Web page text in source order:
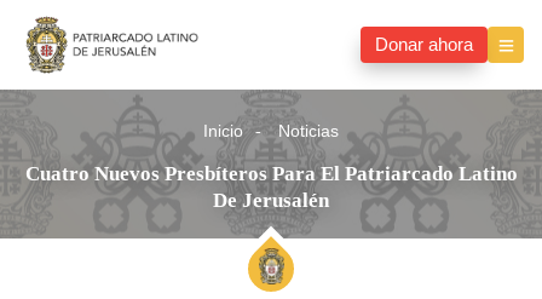
Donar ahora
Inicio Noticias
Cuatro Nuevos Presbíteros Para El Patriarcado Latino
De Jerusalén